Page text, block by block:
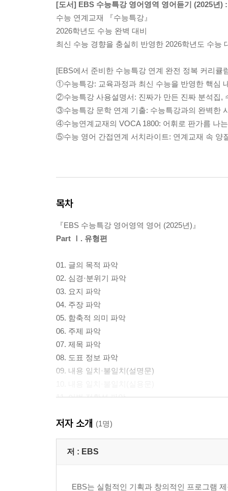
[도서] EBS 수능특강 영어영역 영어듣기 (2025년)
수능 연계교재 『수능특강』
2026학년도 수능 완벽 대비
최신 수능 경향을 충실히 반영한 2026학년도 수능
[EBS에서 준비한 수능특강 연계 완전 정복 커리큘
①수능특강: 교육과정과 최신 수능을 반영한 핵심
②수능특강 사용설명서: 진짜가 만든 진짜 분석집,
③수능특강 문학 연계 기출: 수능특강과의 완벽한
④수능연계교재의 VOCA 1800: 어휘로 판가름 나
⑤수능 영어 간접연계 서치라이트: 연계교재 속 양
목차
『EBS 수능특강 영어영역 영어 (2025년)』
Part Ⅰ. 유형편
01. 글의 목적 파악
02. 심경·분위기 파악
03. 요지 파악
04. 주장 파악
05. 함축적 의미 파악
06. 주제 파악
07. 제목 파악
08. 도표 정보 파악
09. 내용 일치·불일치(설명문)
11. 어법 정확성 파악
13. 빈칸 내용 추론 (1)
14. 빈칸 내용 추론 (2)
15. 흐름에 무관한 문장 찾기
저자 소개 (1명)
저 : EBS
EBS는 실험적인 기획과 창의적인 프로그램